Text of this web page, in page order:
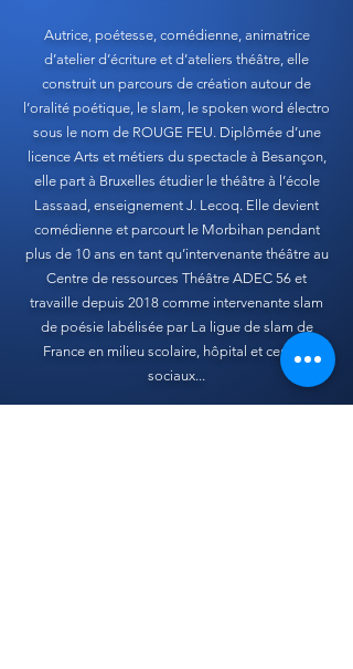
Autrice, poétesse, comédienne, animatrice
d’atelier d’écriture et d’ateliers théâtre, elle
construit un parcours de création autour de
l’oralité poétique, le slam, le spoken word électro
sous le nom de ROUGE FEU. Diplômée d’une
licence Arts et métiers du spectacle à Besançon,
elle part à Bruxelles étudier le théâtre à l’école
Lassaad, enseignement J. Lecoq. Elle devient
comédienne et parcourt le Morbihan pendant
plus de 10 ans en tant qu’intervenante théâtre au
Centre de ressources Théâtre ADEC 56 et
travaille depuis 2018 comme intervenante slam
de poésie labélisée par La ligue de slam de
France en milieu scolaire, hôpital et centres
sociaux...